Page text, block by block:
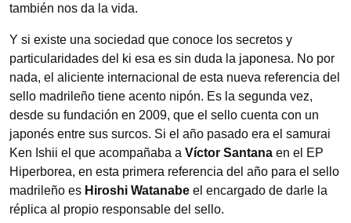
también nos da la vida.
Y si existe una sociedad que conoce los secretos y
particularidades del ki esa es sin duda la japonesa. No por
nada, el aliciente internacional de esta nueva referencia del
sello madrileño tiene acento nipón. Es la segunda vez,
desde su fundación en 2009, que el sello cuenta con un
japonés entre sus surcos. Si el año pasado era el samurai
Ken Ishii el que acompañaba a Víctor Santana en el EP
Hiperborea, en esta primera referencia del año para el sello
madrileño es Hiroshi Watanabe el encargado de darle la
réplica al propio responsable del sello.